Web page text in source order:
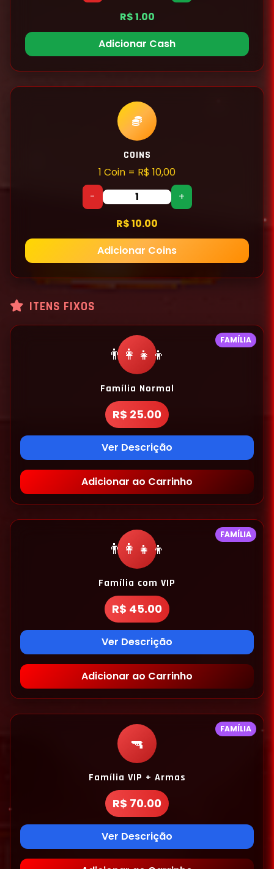
R$ 1.00
Adicionar Cash
COINS
1 Coin = R$ 10,00
-
+
R$ 10.00
Adicionar Coins
ITENS FIXOS
FAMÍLIA
👨‍👩‍👧‍👦
Família Normal
R$ 25.00
Ver Descrição
Adicionar ao Carrinho
FAMÍLIA
👨‍👩‍👧‍👦
Família com VIP
R$ 45.00
Ver Descrição
Adicionar ao Carrinho
FAMÍLIA
🔫
Família VIP + Armas
R$ 70.00
Ver Descrição